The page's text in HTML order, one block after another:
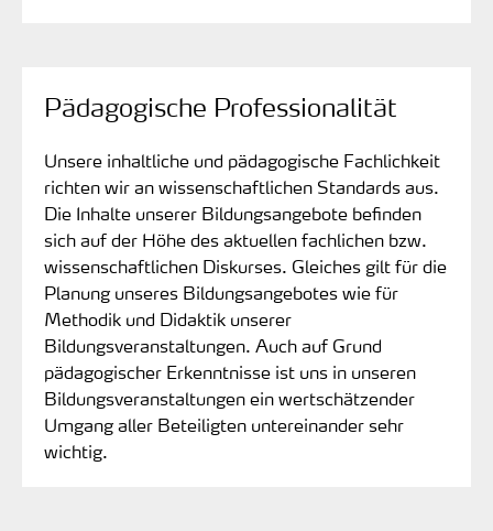
Pädagogische Professionalität
Unsere inhaltliche und pädagogische Fachlichkeit
richten wir an wissenschaftlichen Standards aus.
Die Inhalte unserer Bildungsangebote befinden
sich auf der Höhe des aktuellen fachlichen bzw.
wissenschaftlichen Diskurses. Gleiches gilt für die
Planung unseres Bildungsangebotes wie für
Methodik und Didaktik unserer
Bildungsveranstaltungen. Auch auf Grund
pädagogischer Erkenntnisse ist uns in unseren
Bildungsveranstaltungen ein wertschätzender
Umgang aller Beteiligten untereinander sehr
wichtig.